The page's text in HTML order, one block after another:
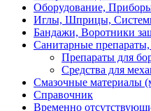
Оборудование,
Иглы, Шприцы,
Бандажи, Воротники
Санитарные
Препараты для
Средства для
Смазочные материалы
Справочник
Временно